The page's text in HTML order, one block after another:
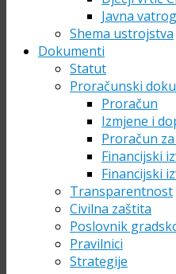
Javna
Shema ustrojstva
Dokumenti
Statut
Proračunski
Proračun
Izmjene i
Proračun
Financijski
Financijski
Transparentnost
Civilna zaštita
Poslovnik
Pravilnici
Strategije